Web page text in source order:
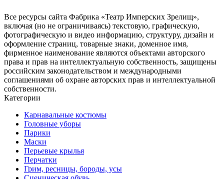
Все ресурсы сайта Фабрика «Театр Имперских Зрелищ»,
включая (но не ограничиваясь) текстовую, графическую,
фотографическую и видео информацию, структуру, дизайн и
оформление страниц, товарные знаки, доменное имя,
фирменное наименование являются объектами авторского
права и прав на интеллектуальную собственность, защищены
российским законодательством и международными
соглашениями об охране авторских прав и интеллектуальной
собственности.
Категории
Карнавальные костюмы
Головные уборы
Парики
Маски
Перьевые крылья
Перчатки
Грим, ресницы, бороды, усы